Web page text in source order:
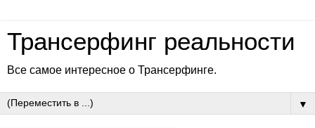
Трансерфинг реальности
Все самое интересное о Трансерфинге.
▼